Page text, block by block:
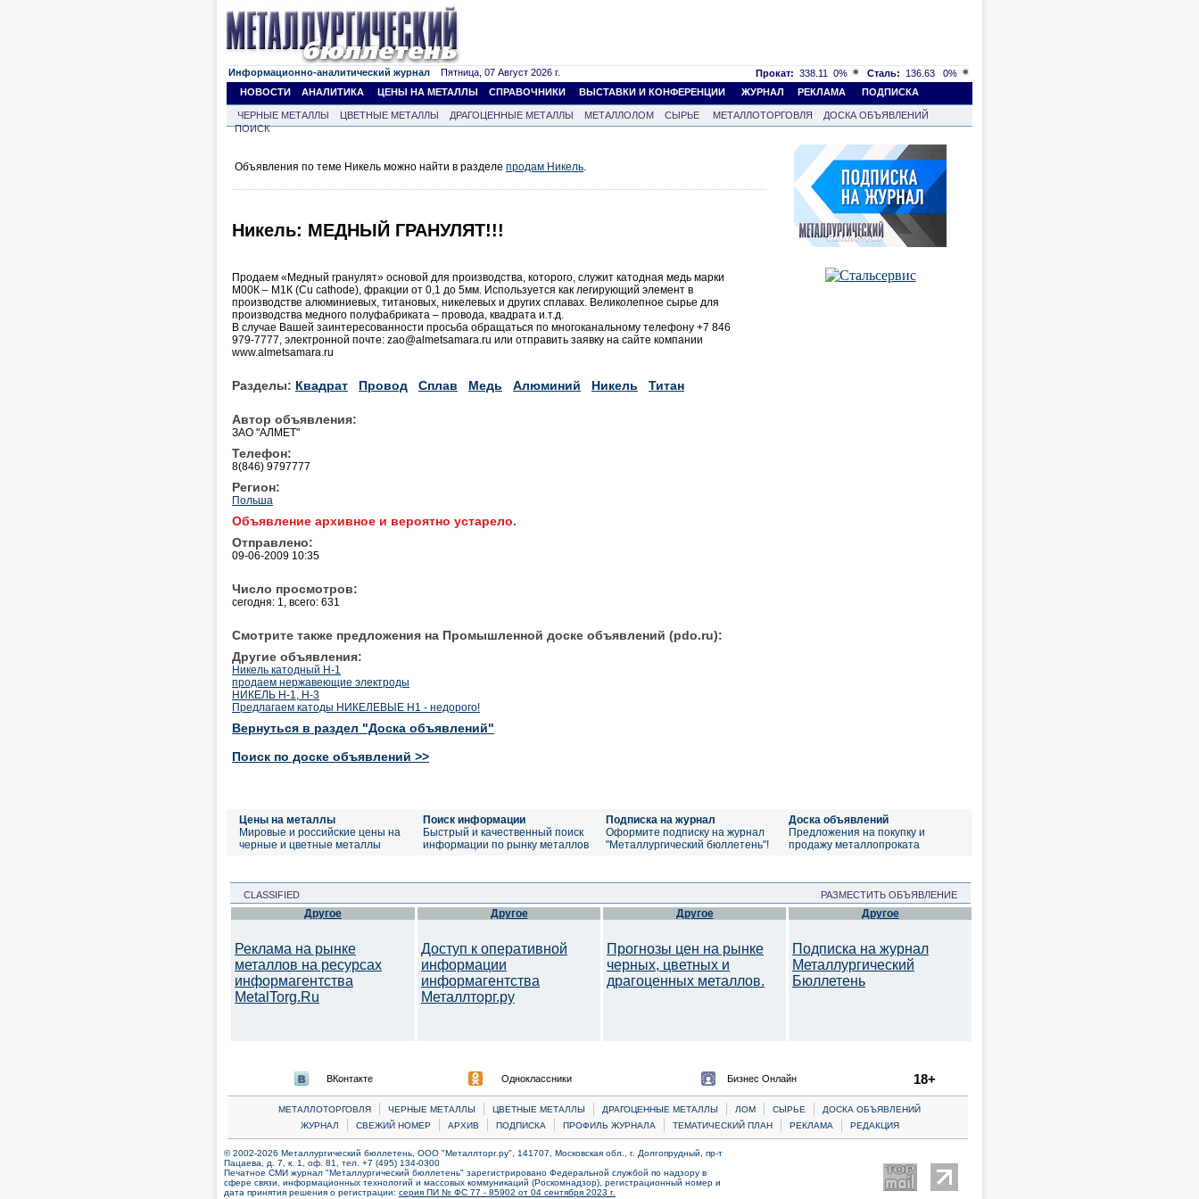
Информационно-аналитический журнал Пятница, 07 Август 2026 г. Прокат: 338.11 0% Сталь: 136.63
0%
НОВОСТИ
АНАЛИТИКА ЦЕНЫ НА МЕТАЛЛЫ СПРАВОЧНИКИ ВЫСТАВКИ И КОНФЕРЕНЦИИ ЖУРНАЛ РЕКЛАМА ПОДПИСКА
ЧЕРНЫЕ МЕТАЛЛЫ ЦВЕТНЫЕ МЕТАЛЛЫ ДРАГОЦЕННЫЕ МЕТАЛЛЫ МЕТАЛЛОЛОМ СЫРЬЕ МЕТАЛЛОТОРГОВЛЯ
ДОСКА ОБЪЯВЛЕНИЙ
ПОИСК
Объявления по теме Никель можно найти в разделе продам Никель.
Никель: МЕДНЫЙ ГРАНУЛЯТ!!!
Продаем «Медный гранулят» основой для производства, которого, служит катодная медь марки
М00К – М1К (Cu cathode), фракции от 0,1 до 5мм. Используется как легирующий элемент в
производстве алюминиевых, титановых, никелевых и других сплавах. Великолепное сырье для
производства медного полуфабриката – провода, квадрата и.т.д.
В случае Вашей заинтересованности просьба обращаться по многоканальному телефону +7 846
979-7777, электронной почте: zao@almetsamara.ru или отправить заявку на сайте компании
www.almetsamara.ru
Разделы: Квадрат Провод Сплав Медь Алюминий Никель Титан
Автор объявления:
ЗАО "АЛМЕТ"
Телефон:
8(846) 9797777
Регион:
Польша
Объявление архивное и вероятно устарело.
Отправлено:
09-06-2009 10:35
Число просмотров:
сегодня: 1, всего: 631
Смотрите также предложения на Промышленной доске объявлений (pdo.ru):
Другие объявления:
Никель катодный Н-1
продаем нержавеющие электроды
НИКЕЛЬ Н-1, Н-3
Предлагаем катоды НИКЕЛЕВЫЕ Н1 - недорого!
Вернуться в раздел "Доска объявлений"
Поиск по доске объявлений >>
Цены на металлы
Мировые и российские цены на
черные и цветные металлы
Поиск информации
Быстрый и качественный поиск
информации по рынку металлов
Подписка на журнал
Оформите подписку на журнал
"Металлургический бюллетень"!
Доска объявлений
Предложения на покупку и
продажу металлопроката
CLASSIFIED РАЗМЕСТИТЬ ОБЪЯВЛЕНИЕ
Другое
Реклама на рынке
металлов на ресурсах
информагентства
MetalTorg.Ru
Другое
Доступ к оперативной
информации
информагентства
Металлторг.ру
Другое
Прогнозы цен на рынке
черных, цветных и
драгоценных металлов.
Другое
Подписка на журнал
Металлургический
Бюллетень
ВКонтакте Одноклассники Бизнес Онлайн 18+
МЕТАЛЛОТОРГОВЛЯ | ЧЕРНЫЕ МЕТАЛЛЫ | ЦВЕТНЫЕ МЕТАЛЛЫ | ДРАГОЦЕННЫЕ МЕТАЛЛЫ | ЛОМ | CЫРЬЕ |
ДОСКА ОБЪЯВЛЕНИЙ
ЖУРНАЛ
| СВЕЖИЙ НОМЕР | АРХИВ | ПОДПИСКА | ПРОФИЛЬ ЖУРНАЛА | ТЕМАТИЧЕСКИЙ ПЛАН | РЕКЛАМА | РЕДАКЦИЯ
© 2002-2026 Металлургический бюллетень, ООО "Металлторг.ру", 141707, Московская обл., г. Долгопрудный, пр-т
Пацаева, д. 7, к. 1, оф. 81, тел. +7 (495) 134-0300
Печатное СМИ журнал "Металлургический бюллетень" зарегистрировано Федеральной службой по надзору в
сфере связи, информационных технологий и массовых коммуникаций (Роскомнадзор), регистрационный номер и
дата принятия решения о регистрации: серия ПИ № ФС 77 - 85902 от 04 сентября 2023 г.